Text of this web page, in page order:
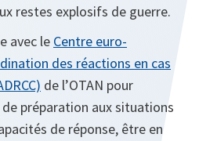
restes explosifs de guerre.
avec le Centre euro-
des réactions en cas
de l’OTAN pour
préparation aux situations
de réponse, être en